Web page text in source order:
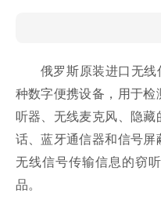
俄罗斯原装进口无
种数字便携设备，用于
听器、无线麦克风、隐
话、蓝牙通信器和信号
无线信号传输信息的窃
品。